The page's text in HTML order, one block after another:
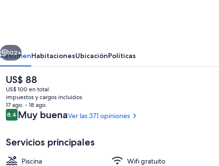
Series
by
Marriott
Bar de cocktails
Siguiente
102+
ResumenHabitacionesUbicaciónPolíticas
El
precio
actual
es
de
US$ 88
US$ 88
US$ 100 en total
impuestos y cargos incluidos
17 ago. - 18 ago.
Opiniones
8,48,4 de 10
Muy buenaVer las 371 opiniones
Servicios principales
Piscina
Wifi gratuito